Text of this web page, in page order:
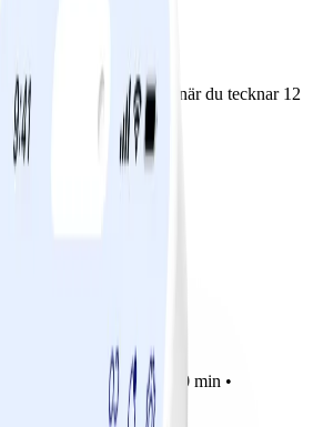
nu! Spara 50% när du tecknar 12
medlemskap.
bär
Tillagning:
0 min •